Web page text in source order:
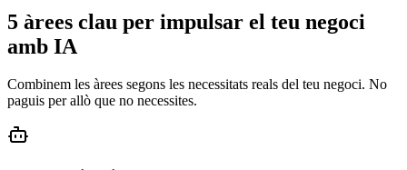
5 àrees clau per impulsar el teu negoci
amb IA
Combinem les àrees segons les necessitats reals del teu negoci. No
paguis per allò que no necessites.